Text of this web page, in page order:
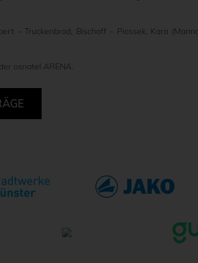
– Truckenbrod, Bischoff – Piossek, Kara
osnatel ARENA.